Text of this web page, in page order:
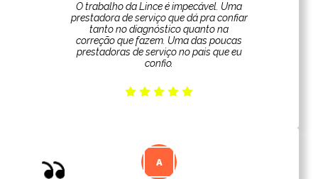
O trabalho da Lince é impecável. Uma
prestadora de serviço que dá pra confiar
tanto no diagnóstico quanto na
correção que fazem. Uma das poucas
prestadoras de serviço no pais que eu
confio.